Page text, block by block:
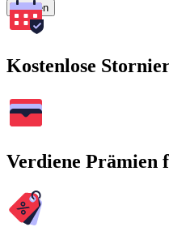
Suchen
Kostenlose
Verdiene Prämien